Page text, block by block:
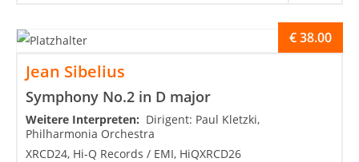
Jean Sibelius
Symphony No.2 in D major
€38.00
Weitere Interpreten: Dirigent: Paul Kletzki,
Philharmonia Orchestra
XRCD24, Hi-Q Records / EMI, HiQXRCD26